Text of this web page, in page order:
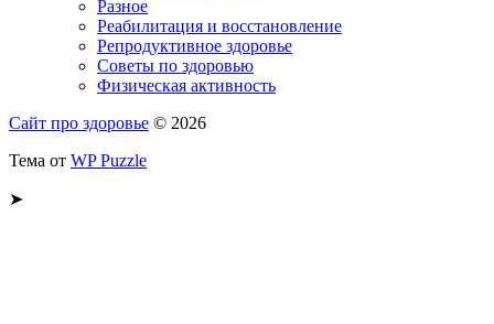
Разное
Реабилитация и восстановление
Репродуктивное здоровье
Советы по здоровью
Физическая активность
Сайт про здоровье © 2026
Тема от WP Puzzle
➤